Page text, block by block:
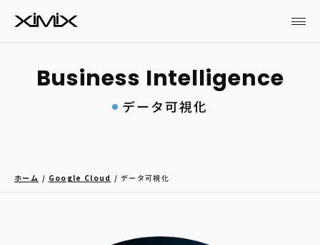
データ可視化
ホーム Google Cloud データ可視化